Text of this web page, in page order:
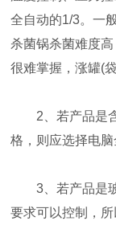
全自动的1/3。一
杀菌锅杀菌难度
很难掌握，涨罐(
2、若产品是含
格，则应选择电脑
3、若产品是玻
要求可以控制，所